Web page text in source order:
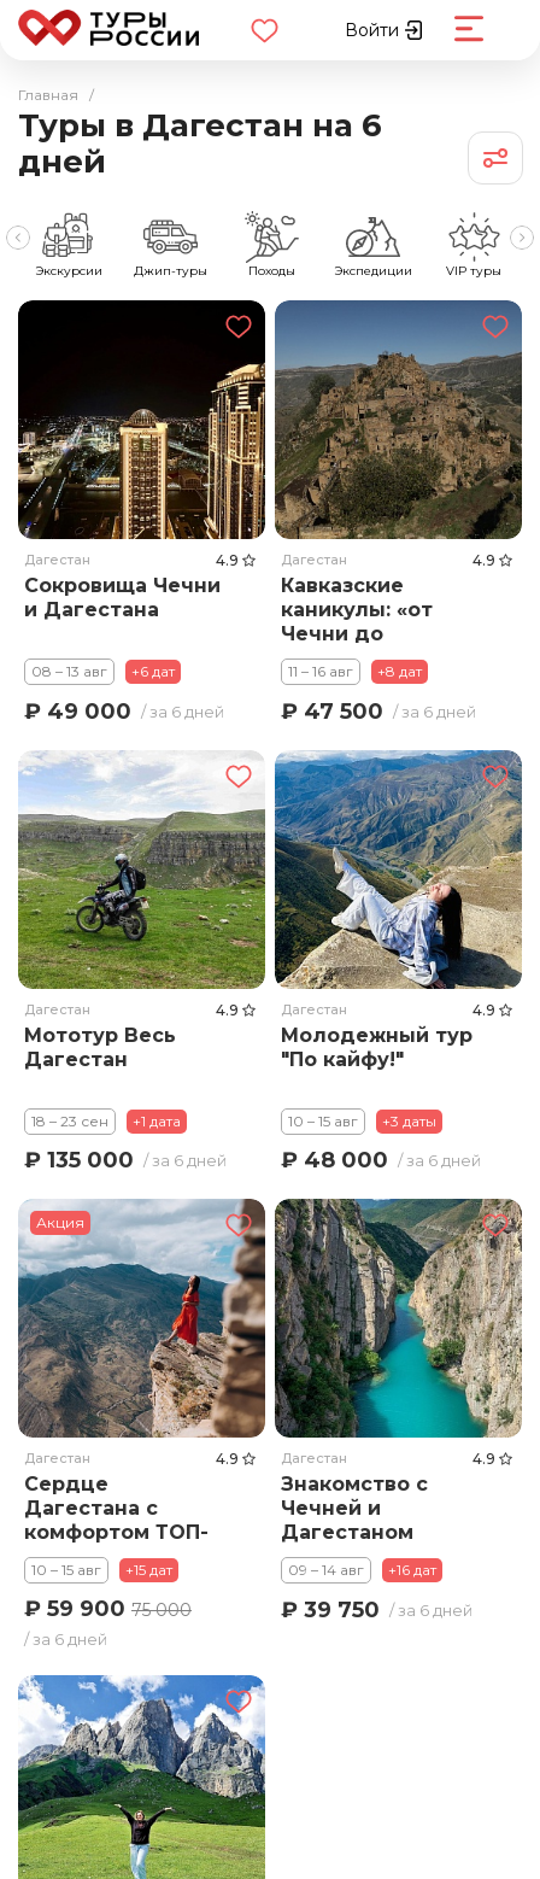
Войти
Главная /
Туры в Дагестан на 6
дней
Экскурсии Джип-туры Походы Экспедиции VIP туры
Дагестан 4.9
Сокровища Чечни
и Дагестана
08 – 13 авг +6 дат
₽ 49 000 / за 6 дней
Дагестан 4.9
Кавказские
каникулы: «от
Чечни до
Дагестана»
11 – 16 авг +8 дат
₽ 47 500 / за 6 дней
Дагестан 4.9
Мототур Весь
Дагестан
18 – 23 сен +1 дата
₽ 135 000 / за 6 дней
Дагестан 4.9
Молодежный тур
"По кайфу!"
10 – 15 авг +3 даты
₽ 48 000 / за 6 дней
Акция
Дагестан 4.9
Сердце
Дагестана с
комфортом ТОП-
локации
10 – 15 авг +15 дат
₽ 59 900 75 000
/ за 6 дней
Дагестан 4.9
Знакомство с
Чечней и
Дагестаном
(заезды по
воскресеньям)
09 – 14 авг +16 дат
₽ 39 750 / за 6 дней